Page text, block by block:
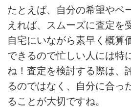
たとえば、自分の希望やペ
えれば、スムーズに査定を
自宅にいながら素早く概算
できるので忙しい人には特
ね！査定を検討する際は、
るのではなく、自分に合っ
ることが大切ですね。